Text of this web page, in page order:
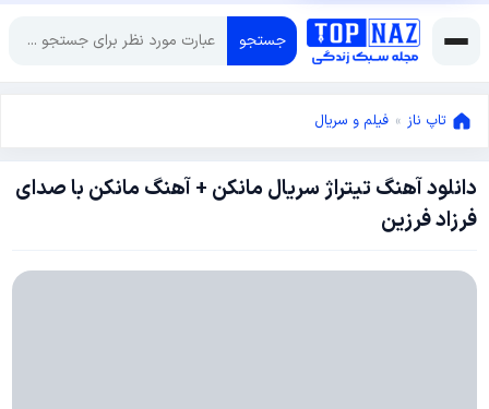
جستجو
تاپ ناز » فیلم و سریال
دانلود آهنگ تیتراژ سریال مانکن + آهنگ مانکن با صدای
فرزاد فرزین
آگوست
24,